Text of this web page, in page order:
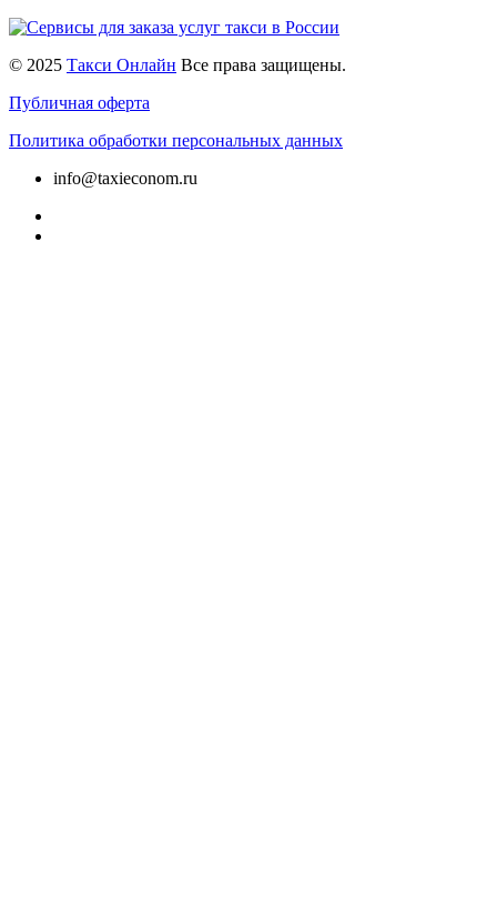
© 2025 Такси Онлайн Все права защищены.
Публичная оферта
Политика обработки персональных данных
info@taxieconom.ru